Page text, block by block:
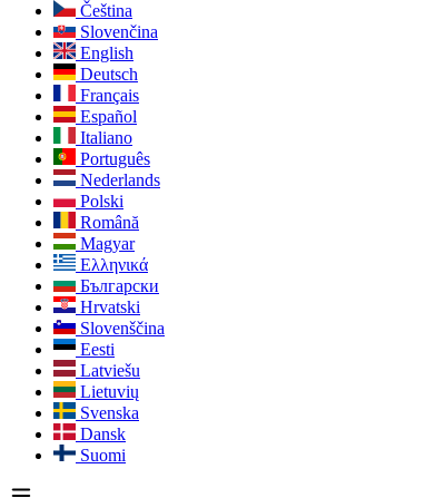
Čeština
Slovenčina
English
Deutsch
Français
Español
Italiano
Português
Nederlands
Polski
Română
Magyar
Ελληνικά
Български
Hrvatski
Slovenščina
Eesti
Latviešu
Lietuvių
Svenska
Dansk
Suomi